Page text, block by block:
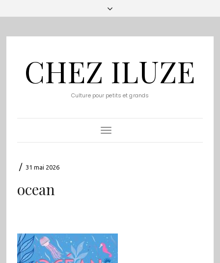
CHEZ ILUZE
Culture pour petits et grands
Toggle
Navigation
/ 31 mai 2026
ocean